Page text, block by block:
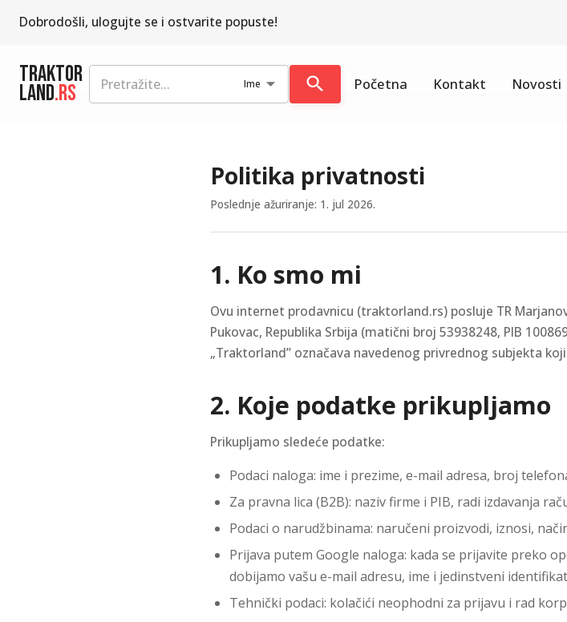
Dobrodošli, ulogujte se i ostvarite popuste!
Traktor
Land.rs Ime Početna Kontakt Novosti
Politika privatnosti
Poslednje ažuriranje: 1. jul 2026.
1. Ko smo mi
Ovu internet prodavnicu (traktorland.rs) posluje TR
Pukovac, Republika Srbija (matični broj 53938248, PIB
„Traktorland” označava navedenog privrednog subjekta
2. Koje podatke prikupljamo
Prikupljamo sledeće podatke:
Podaci naloga: ime i prezime, e-mail adresa, broj
Za pravna lica (B2B): naziv firme i PIB, radi izdavanja
Podaci o narudžbinama: naručeni proizvodi, iznosi,
Prijava putem Google naloga: kada se prijavite preko
dobijamo vašu e-mail adresu, ime i jedinstveni
Tehnički podaci: kolačići neophodni za prijavu i rad